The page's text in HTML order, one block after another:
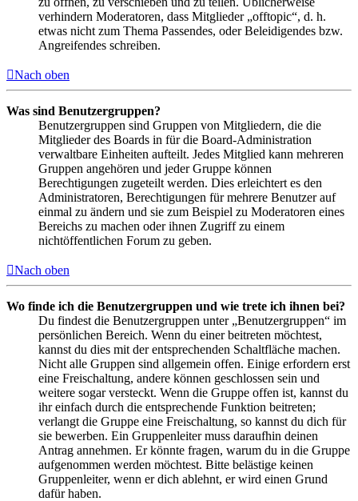
verhindern Moderatoren, dass Mitglieder „offtopic“, d. h.
etwas nicht zum Thema Passendes, oder Beleidigendes bzw.
Angreifendes schreiben.
Nach oben
Was sind Benutzergruppen?
Benutzergruppen sind Gruppen von Mitgliedern, die die
Mitglieder des Boards in für die Board-Administration
verwaltbare Einheiten aufteilt. Jedes Mitglied kann mehreren
Gruppen angehören und jeder Gruppe können
Berechtigungen zugeteilt werden. Dies erleichtert es den
Administratoren, Berechtigungen für mehrere Benutzer auf
einmal zu ändern und sie zum Beispiel zu Moderatoren eines
Bereichs zu machen oder ihnen Zugriff zu einem
nichtöffentlichen Forum zu geben.
Nach oben
Wo finde ich die Benutzergruppen und wie trete ich ihnen bei?
Du findest die Benutzergruppen unter „Benutzergruppen“ im
persönlichen Bereich. Wenn du einer beitreten möchtest,
kannst du dies mit der entsprechenden Schaltfläche machen.
Nicht alle Gruppen sind allgemein offen. Einige erfordern erst
eine Freischaltung, andere können geschlossen sein und
weitere sogar versteckt. Wenn die Gruppe offen ist, kannst du
ihr einfach durch die entsprechende Funktion beitreten;
verlangt die Gruppe eine Freischaltung, so kannst du dich für
sie bewerben. Ein Gruppenleiter muss daraufhin deinen
Antrag annehmen. Er könnte fragen, warum du in die Gruppe
aufgenommen werden möchtest. Bitte belästige keinen
Gruppenleiter, wenn er dich ablehnt, er wird einen Grund
dafür haben.